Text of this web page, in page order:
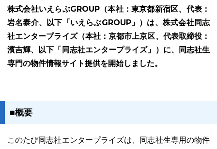
ユーザーインタビュー ホームページ制作実績
株式会社いえらぶGROUP（本社：東京都新宿区、代表：
岩名泰介、以下「いえらぶGROUP」）は、株式会社同志
社エンタープライズ（本社：京都市上京区、代表取締役：
濱吉輝、以下「同志社エンタープライズ」）に、同志社生
専門の物件情報サイト提供を開始しました。
■概要
このたび同志社エンタープライズは、同志社生専用の物件